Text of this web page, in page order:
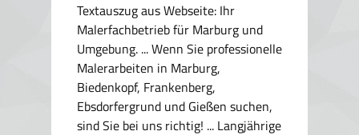
Textauszug aus Webseite: Ihr
Malerfachbetrieb für Marburg und
Umgebung. ... Wenn Sie professionelle
Malerarbeiten in Marburg,
Biedenkopf, Frankenberg,
Ebsdorfergrund und Gießen suchen,
sind Sie bei uns richtig! ... Langjährige